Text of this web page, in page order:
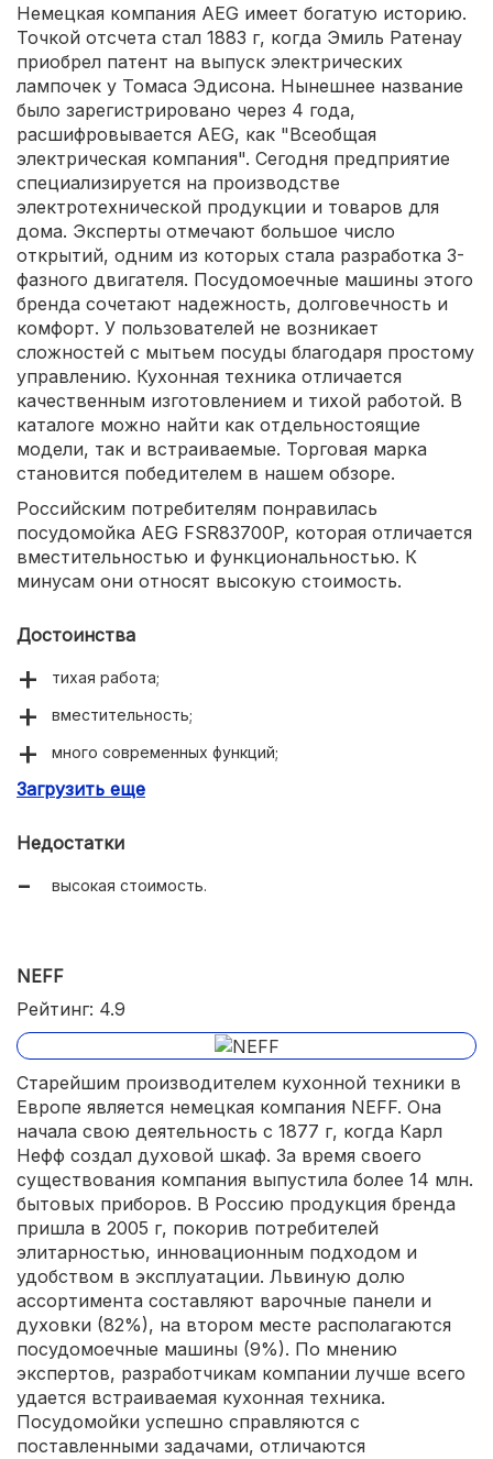
Немецкая компания AEG имеет богатую историю.
Точкой отсчета стал 1883 г, когда Эмиль Ратенау
приобрел патент на выпуск электрических
лампочек у Томаса Эдисона. Нынешнее название
было зарегистрировано через 4 года,
расшифровывается AEG, как "Всеобщая
электрическая компания". Сегодня предприятие
специализируется на производстве
электротехнической продукции и товаров для
дома. Эксперты отмечают большое число
открытий, одним из которых стала разработка 3-
фазного двигателя. Посудомоечные машины этого
бренда сочетают надежность, долговечность и
комфорт. У пользователей не возникает
сложностей с мытьем посуды благодаря простому
управлению. Кухонная техника отличается
качественным изготовлением и тихой работой. В
каталоге можно найти как отдельностоящие
модели, так и встраиваемые. Торговая марка
становится победителем в нашем обзоре.
Российским потребителям понравилась
посудомойка AEG FSR83700P, которая отличается
вместительностью и функциональностью. К
минусам они относят высокую стоимость.
Достоинства
тихая работа;
вместительность;
много современных функций;
надежность.
Загрузить еще
Недостатки
высокая стоимость.
NEFF
Рейтинг: 4.9
Старейшим производителем кухонной техники в
Европе является немецкая компания NEFF. Она
начала свою деятельность с 1877 г, когда Карл
Нефф создал духовой шкаф. За время своего
существования компания выпустила более 14 млн.
бытовых приборов. В Россию продукция бренда
пришла в 2005 г, покорив потребителей
элитарностью, инновационным подходом и
удобством в эксплуатации. Львиную долю
ассортимента составляют варочные панели и
духовки (82%), на втором месте располагаются
посудомоечные машины (9%). По мнению
экспертов, разработчикам компании лучше всего
удается встраиваемая кухонная техника.
Посудомойки успешно справляются с
поставленными задачами, отличаются